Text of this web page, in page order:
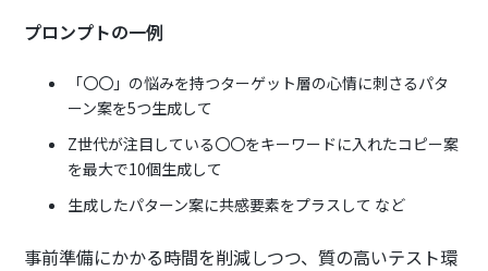
プロンプトの一例
「〇〇」の悩みを持つターゲット層の心情に刺さるパタ
ーン案を5つ生成して
Z世代が注目している〇〇をキーワードに入れたコピー案
を最大で10個生成して
生成したパターン案に共感要素をプラスして など
事前準備にかかる時間を削減しつつ、質の高いテスト環